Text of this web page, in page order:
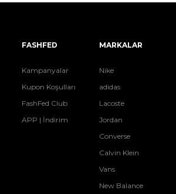
FASHFED
Kampanyalar
Kupon Koşulları
FashFed Club
APP | İndirim
MARKALAR
Nike
adidas
Lacoste
Jordan
Converse
Calvin Klein
Vans
New Balance